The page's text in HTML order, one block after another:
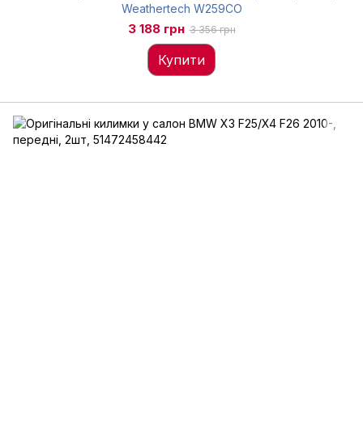
Weathertech W259CO
3 188 грн 3 356 грн
Купити